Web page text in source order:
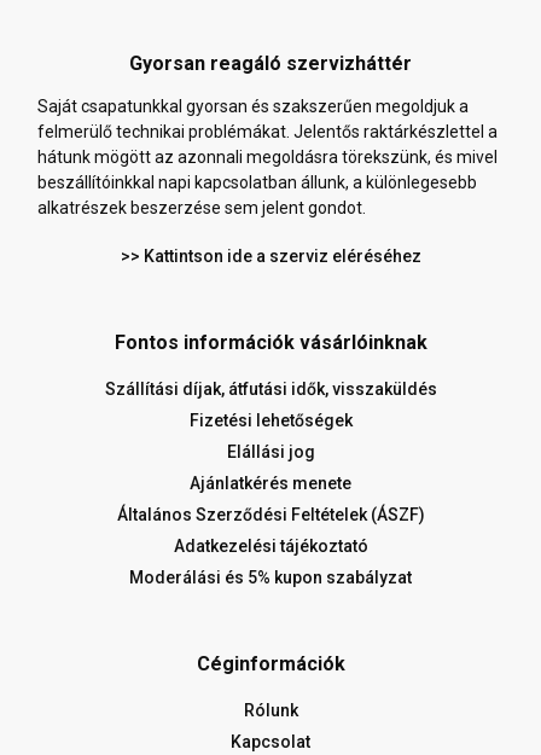
Gyorsan reagáló szervizháttér
Saját csapatunkkal gyorsan és szakszerűen megoldjuk a
felmerülő technikai problémákat. Jelentős raktárkészlettel a
hátunk mögött az azonnali megoldásra törekszünk, és mivel
beszállítóinkkal napi kapcsolatban állunk, a különlegesebb
alkatrészek beszerzése sem jelent gondot.
>> Kattintson ide a szerviz eléréséhez
Fontos információk vásárlóinknak
Szállítási díjak, átfutási idők, visszaküldés
Fizetési lehetőségek
Elállási jog
Ajánlatkérés menete
Általános Szerződési Feltételek (ÁSZF)
Adatkezelési tájékoztató
Moderálási és 5% kupon szabályzat
Céginformációk
Rólunk
Kapcsolat